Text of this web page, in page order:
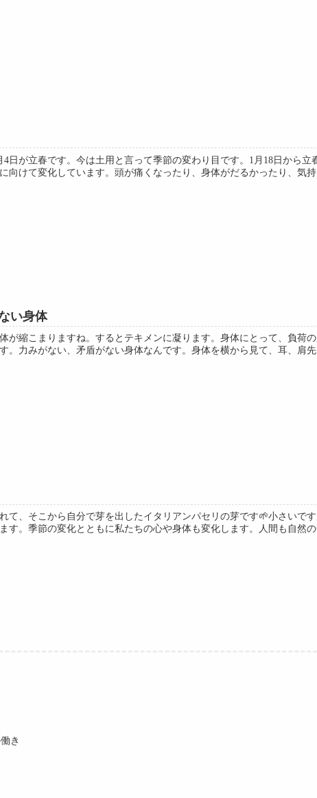
4日が立春です。今は土用と言って季節の変わり目です。1月18日から
向けて変化しています。頭が痛くなったり、身体がだるかったり、気
い身体
が縮こまりますね。するとテキメンに凝ります。身体にとって、負荷
。力みがない、矛盾がない身体なんです。身体を横から見て、耳、肩
て、そこから自分で芽を出したイタリアンパセリの芽です🌱小さいで
す。季節の変化とともに私たちの心や身体も変化します。人間も自然
き